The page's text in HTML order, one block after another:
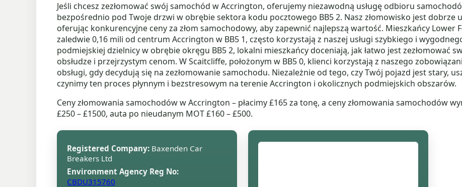
Jeśli chcesz zezłomować swój samochód w Accrington, oferujemy niezawodną usługę odbioru
bezpośrednio pod Twoje drzwi w obrębie sektora kodu pocztowego BB5 2. Nasz złomowisko jest
oferując konkurencyjne ceny za złom samochodowy, aby zapewnić najlepszą wartość. Mieszkańcy Lower
zaledwie 0,16 mili od centrum Accrington w BB5 1, często korzystają z naszej usługi szybkiego i
podmiejskiej dzielnicy w obrębie okręgu BB5 2, lokalni mieszkańcy doceniają, jak łatwo jest zezłomować
obsłudze i przejrzystym cenom. W Scaitcliffe, położonym w BB5 0, klienci korzystają z naszego
obsługi, gdy decydują się na zezłomowanie samochodu. Niezależnie od tego, czy Twój pojazd jest stary,
czynimy ten proces płynnym i bezstresowym na terenie Accrington i okolicznych podmiejskich obszarów.
Ceny złomowania samochodów w Accrington – płacimy £165 za tonę, a ceny złomowania samochodów
£250 – £1500, auta po nieudanym MOT £160 – £500.
Registered Company: Baxenden Car
Breakers Ltd
Environment Agency Reg No:
CBDU315760